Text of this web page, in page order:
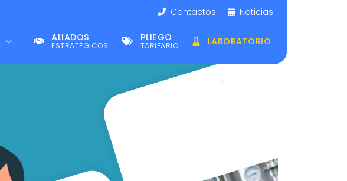
Contactos Noticias
ALIADOS
ESTRATÉGICOS
PLIEGO
TARIFARIO LABORATORIO